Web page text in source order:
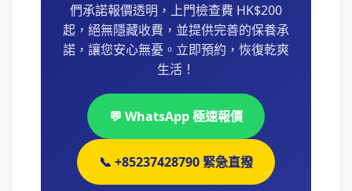
們承諾報價透明，上門檢查費 HK$200
起，絕無隱藏收費，並提供完善的保養承
諾，讓您安心無憂。立即預約，恢復乾爽
生活！
💬 WhatsApp 極速報價
📞 +85237428790 緊急直撥